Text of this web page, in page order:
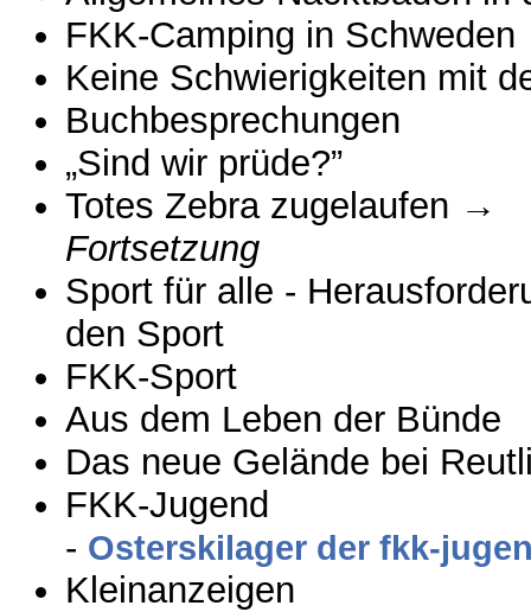
FKK-Camping in Schweden
Keine Schwierigkeiten mit
Buchbesprechungen
„Sind wir prüde?”
Totes Zebra zugelaufen →
Fortsetzung
Sport für alle -
den Sport
FKK-Sport
Aus dem Leben der Bünde
Das neue Gelände bei
FKK-Jugend
- Osterskilager der fkk-
Kleinanzeigen